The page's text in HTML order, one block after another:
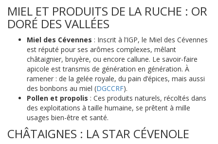
MIEL ET PRODUITS DE LA RUCHE : OR
DORÉ DES VALLÉES
Miel des Cévennes : Inscrit à l’IGP, le Miel des Cévennes
est réputé pour ses arômes complexes, mêlant
châtaignier, bruyère, ou encore callune. Le savoir-faire
apicole est transmis de génération en génération. À
ramener : de la gelée royale, du pain d’épices, mais aussi
des bonbons au miel (DGCCRF).
Pollen et propolis : Ces produits naturels, récoltés dans
des exploitations à taille humaine, se prêtent à mille
usages bien-être et santé.
CHÂTAIGNES : LA STAR CÉVENOLE